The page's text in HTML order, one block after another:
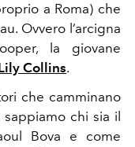
a Roma) che
Ovvero l’arcigna
la giovane
Collins.
che camminano
chi sia il
Bova e come